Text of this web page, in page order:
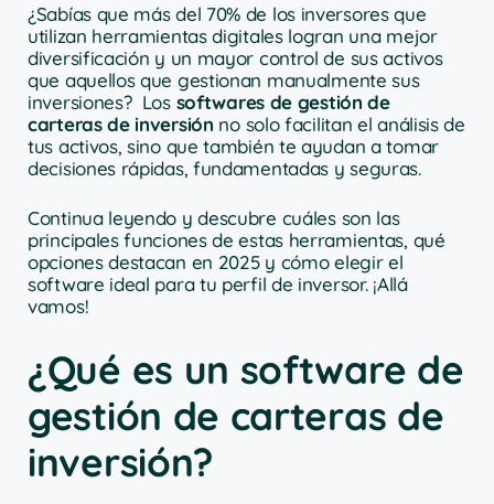
¿Sabías que más del 70% de los inversores que
utilizan herramientas digitales logran una mejor
diversificación y un mayor control de sus activos
que aquellos que gestionan manualmente sus
inversiones? Los softwares de gestión de
carteras de inversión no solo facilitan el análisis de
tus activos, sino que también te ayudan a tomar
decisiones rápidas, fundamentadas y seguras.
Continua leyendo y descubre cuáles son las
principales funciones de estas herramientas, qué
opciones destacan en 2025 y cómo elegir el
software ideal para tu perfil de inversor. ¡Allá
vamos!
¿Qué es un software de
gestión de carteras de
inversión?